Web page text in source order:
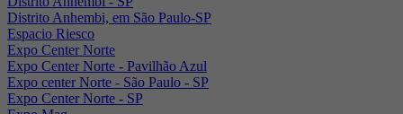
Distrito Anhembi, em São Paulo-SP
Espacio Riesco
Expo Center Norte
Expo Center Norte - Pavilhão Azul
Expo center Norte - São Paulo - SP
Expo Center Norte - SP